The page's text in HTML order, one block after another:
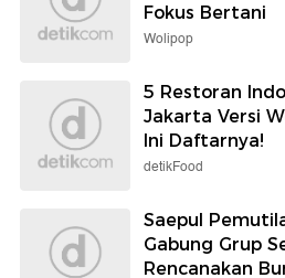
Fokus Bertani
Wolipop
5 Restoran
Jakarta Versi
Ini Daftarnya!
detikFood
Saepul
Gabung Grup
Rencanakan